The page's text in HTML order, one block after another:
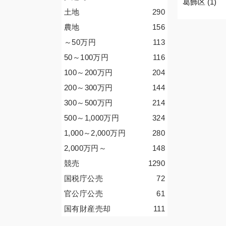
290
土地
156
農地
113
～50万円
116
50～100万円
204
100～200万円
144
200～300万円
214
300～500万円
324
500～1,000万円
280
1,000～2,000万円
148
2,000万円 ～
1290
競売
72
国税庁公売
61
官公庁公売
111
国有財産売却